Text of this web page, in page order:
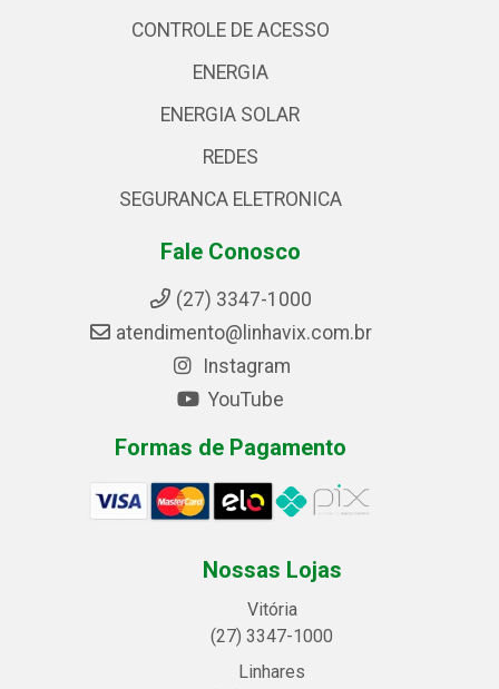
CONTROLE DE ACESSO
ENERGIA
ENERGIA SOLAR
REDES
SEGURANCA ELETRONICA
Fale Conosco
(27) 3347-1000
atendimento@linhavix.com.br
Instagram
YouTube
Formas de Pagamento
Nossas Lojas
Vitória
(27) 3347-1000
Linhares